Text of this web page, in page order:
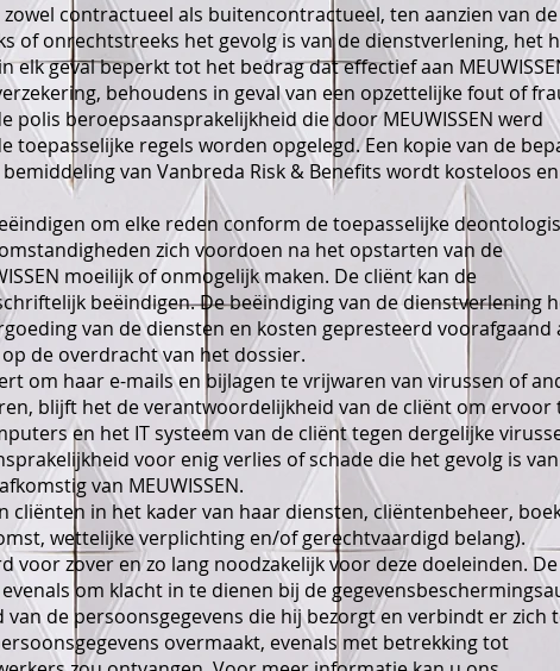
contractueel als buitencontractueel, ten aanzien van
of onrechtstreeks het gevolg is van de dienstverlening, het
elk geval beperkt tot het bedrag dat effectief aan
behoudens in geval van een opzettelijke fout of
polis beroepsaansprakelijkheid die door MEUWISSEN werd
regels worden opgelegd. Een kopie van de
van Vanbreda Risk & Benefits wordt kosteloos
om elke reden conform de toepasselijke
zich voordoen na het opstarten van de
moeilijk of onmogelijk maken. De cliënt kan de
beëindigen. De beëindiging van de dienstverlening
van de diensten en kosten gepresteerd voorafgaand
de overdracht van het dossier.
om haar e-mails en bijlagen te vrijwaren van virussen of
blijft het de verantwoordelijkheid van de cliënt om ervoor
en het IT systeem van de cliënt tegen dergelijke
voor enig verlies of schade die het gevolg is
van MEUWISSEN.
cliënten in het kader van haar diensten, cliëntenbeheer,
wettelijke verplichting en/of gerechtvaardigd belang).
voor zover en zo lang noodzakelijk voor deze doeleinden.
om klacht in te dienen bij de
de persoonsgegevens die hij bezorgt en verbindt er zich
overmaakt, evenals met betrekking tot